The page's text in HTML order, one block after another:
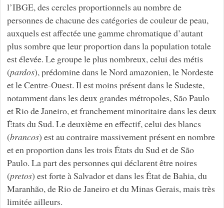
l’IBGE, des cercles proportionnels au nombre de
personnes de chacune des catégories de couleur de peau,
auxquels est affectée une gamme chromatique d’autant
plus sombre que leur proportion dans la population totale
est élevée. Le groupe le plus nombreux, celui des métis
(pardos), prédomine dans le Nord amazonien, le Nordeste
et le Centre-Ouest. Il est moins présent dans le Sudeste,
notamment dans les deux grandes métropoles, São Paulo
et Rio de Janeiro, et franchement minoritaire dans les deux
États du Sud. Le deuxième en effectif, celui des blancs
(brancos) est au contraire massivement présent en nombre
et en proportion dans les trois États du Sud et de São
Paulo. La part des personnes qui déclarent être noires
(pretos) est forte à Salvador et dans les État de Bahia, du
Maranhão, de Rio de Janeiro et du Minas Gerais, mais très
limitée ailleurs.